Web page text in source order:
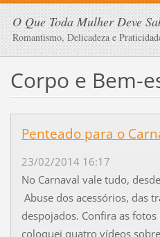
O Que Toda Mulher Deve
Romantismo, Delicadeza e
Corpo e Bem-
Penteado para o
23/02/2014 16:17
No Carnaval vale tudo,
Abuse dos acessórios, das
despojados. Confira as
coloquei quatro vídeos